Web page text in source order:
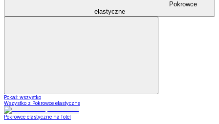
Pokrowce
elastyczne
Pokaż wszystko
Wszystko z Pokrowce elastyczne
Pokrowce elastyczne na fotel